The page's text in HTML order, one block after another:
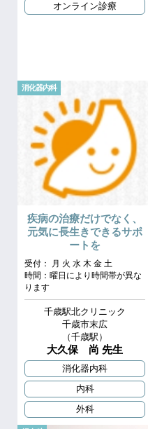
オンライン診療
消化器内科
疾病の治療だけでなく、
元気に長生きできるサポ
ートを
受付： 月 火 水 木 金 土
時間：曜日により時間帯が異な
ります
千歳駅北クリニック
千歳市末広
（千歳駅）
大久保 尚 先生
消化器内科
内科
外科